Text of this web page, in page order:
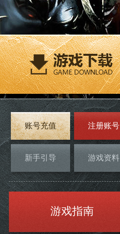
账号充值 注册账号
新手引导 游戏资料
游戏指南